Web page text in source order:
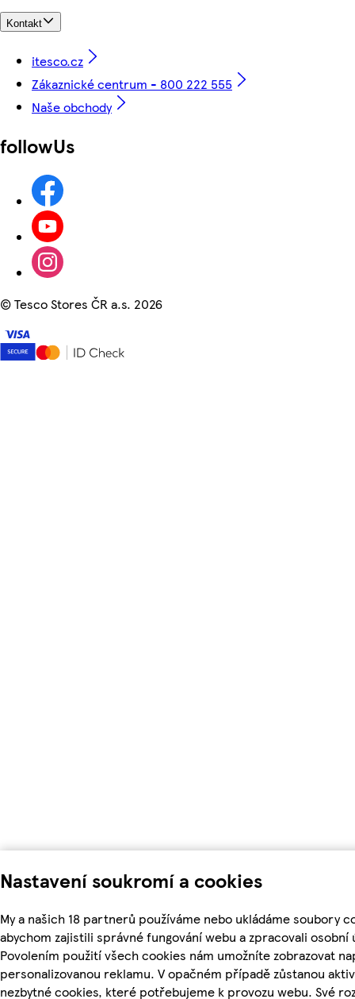
Nastavení soukromí a cookies
My a našich 18 partnerů používáme nebo ukládáme soubory
abychom zajistili správné fungování webu a zpracovali osobní
Povolením použití všech cookies nám umožníte zobrazovat
personalizovanou reklamu. V opačném případě zůstanou
nezbytné cookies, které potřebujeme k provozu webu. Své
Kontakt
itesco.cz
Zákaznické centrum - 800 222 555
Naše obchody
followUs
©Tesco Stores ČR a.s. 2026